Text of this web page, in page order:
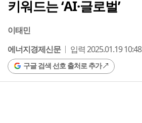
키워드는 ‘AI·글로벌’
이태민
에너지경제신문
입력 2025.01.19 10:48
구글 검색 선호 출처로 추가